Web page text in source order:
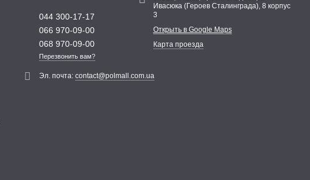
044 300-17-17
066 970-09-00
068 970-09-00
Перезвонить вам?
Ивасюка (Героев Сталинграда), 8 корпус
3
Открыть в Google Maps
Карта проезда
Эл. почта:contact@polmall.com.ua